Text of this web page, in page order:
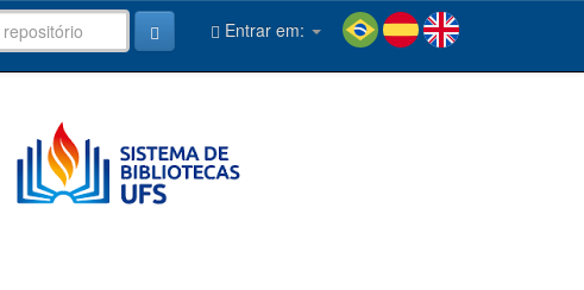
Entrar em: